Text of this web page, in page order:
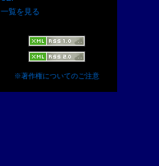
一覧を見る
※著作権についてのご注意